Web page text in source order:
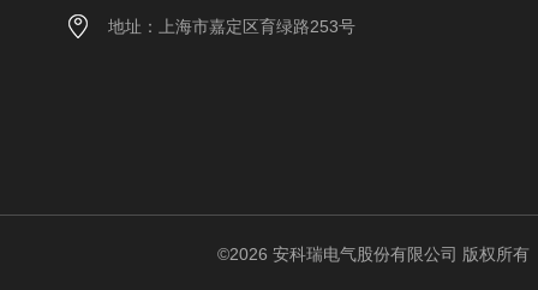
地址：上海市嘉定区育绿路253号
©2026 安科瑞电气股份有限公司 版权所